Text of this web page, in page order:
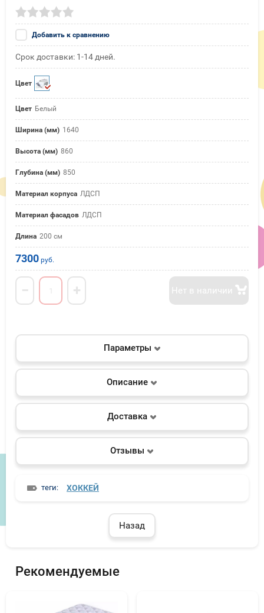
Добавить к сравнению
Срок доставки: 1-14 дней.
Цвет
Цвет Белый
Ширина (мм) 1640
Высота (мм) 860
Глубина (мм) 850
Материал корпуса ЛДСП
Материал фасадов ЛДСП
Длина 200 см
7300 руб.
− + Нет в наличии
Параметры
Описание
Доставка
Отзывы
теги: ХОККЕЙ
Назад
Рекомендуемые